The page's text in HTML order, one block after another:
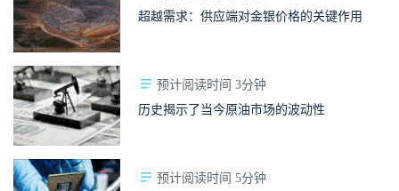
超越需求：供应端对金银价格的关键作用
预计阅读时间 3分钟
历史揭示了当今原油市场的波动性
预计阅读时间 5分钟